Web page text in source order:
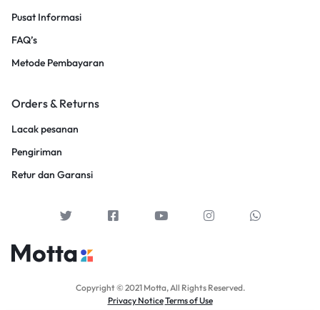
Pusat Informasi
FAQ’s
Metode Pembayaran
Orders & Returns
Lacak pesanan
Pengiriman
Retur dan Garansi
Copyright © 2021 Motta, All Rights Reserved.
Privacy NoticeTerms of Use